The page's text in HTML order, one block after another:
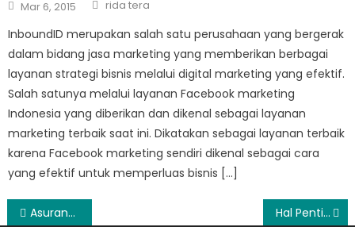
on
Mar 6, 2015 rida tera
InboundID merupakan salah satu perusahaan yang bergerak
dalam bidang jasa marketing yang memberikan berbagai
layanan strategi bisnis melalui digital marketing yang efektif.
Salah satunya melalui layanan Facebook marketing
Indonesia yang diberikan dan dikenal sebagai layanan
marketing terbaik saat ini. Dikatakan sebagai layanan terbaik
karena Facebook marketing sendiri dikenal sebagai cara
yang efektif untuk memperluas bisnis […]
Post
Asuransi Mobil Sinarmas Sebagai Investasi Jangka Panjang Hal Penting Saat Membeli Mesin Fotocopy